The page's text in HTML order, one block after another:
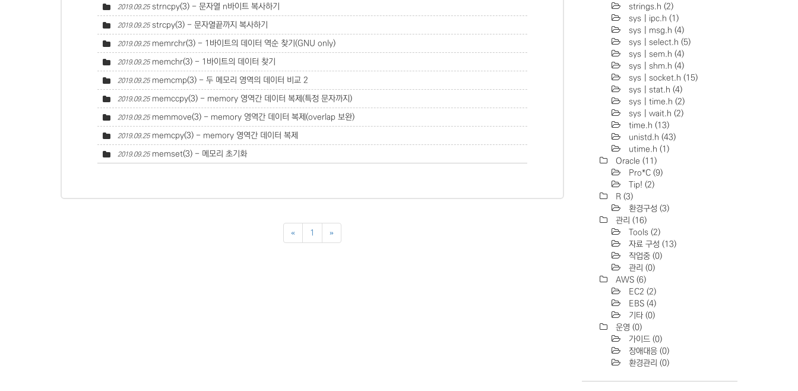
2019.09.25 strncpy(3) - 문자열 n바이트 복사하기
2019.09.25 strcpy(3) - 문자열끝까지 복사하기
2019.09.25 memrchr(3) - 1바이트의 데이터 역순 찾기(GNU only)
2019.09.25 memchr(3) - 1바이트의 데이터 찾기
2019.09.25 memcmp(3) - 두 메모리 영역의 데이터 비교 2
2019.09.25 memccpy(3) - memory 영역간 데이터 복제(특정 문자까지)
2019.09.25 memmove(3) - memory 영역간 데이터 복제(overlap 보완)
2019.09.25 memcpy(3) - memory 영역간 데이터 복제
2019.09.25 memset(3) - 메모리 초기화
« 1 »
strings.h (2)
sys | ipc.h (1)
sys | msg.h (4)
sys | select.h (5)
sys | sem.h (4)
sys | shm.h (4)
sys | socket.h (15)
sys | stat.h (4)
sys | time.h (2)
sys | wait.h (2)
time.h (13)
unistd.h (43)
utime.h (1)
Oracle (11)
Pro*C (9)
Tip! (2)
R (3)
환경구성 (3)
관리 (16)
Tools (2)
자료 구성 (13)
작업중 (0)
관리 (0)
AWS (6)
EC2 (2)
EBS (4)
기타 (0)
운영 (0)
가이드 (0)
장애대응 (0)
환경관리 (0)